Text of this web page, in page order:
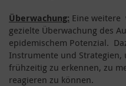
Überwachung: Eine weitere
gezielte Überwachung des
epidemischem Potenzial.
Instrumente und
frühzeitig zu erkennen, zu
reagieren zu können.